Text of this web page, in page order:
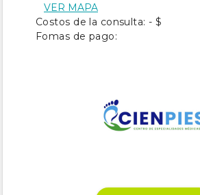
VER MAPA
Costos de la consulta: - $
Fomas de pago: